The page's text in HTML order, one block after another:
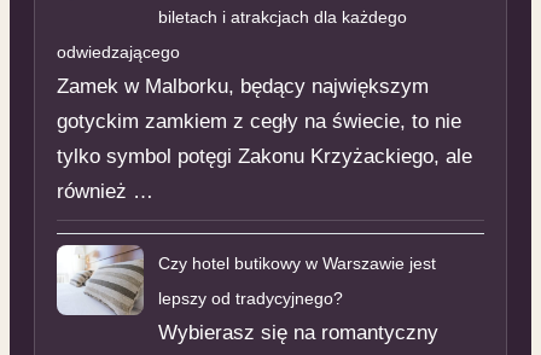
biletach i atrakcjach dla każdego
odwiedzającego
Zamek w Malborku, będący największym
gotyckim zamkiem z cegły na świecie, to nie
tylko symbol potęgi Zakonu Krzyżackiego, ale
również …
Czy hotel butikowy w Warszawie jest
lepszy od tradycyjnego?
Wybierasz się na romantyczny